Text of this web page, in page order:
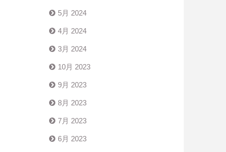
5月 2024
4月 2024
3月 2024
10月 2023
9月 2023
8月 2023
7月 2023
6月 2023